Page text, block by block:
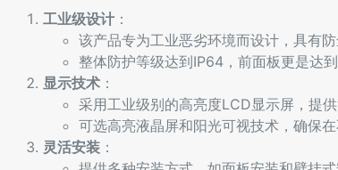
工业级设计 ：
该产品专为工业恶劣环境而设计，具有
整体防护等级达到IP64，前面板更是达
显示技术 ：
采用工业级别的高亮度LCD显示屏，提供
可选高亮液晶屏和阳光可视技术，确保
灵活安装 ：